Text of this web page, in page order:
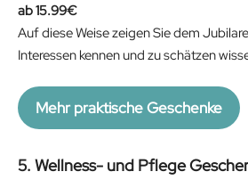
a
l
i
e
t
p
c
i
15.99€
Auf diese Weise zeigen Sie dem
Interessen kennen und zu schätzen
Mehr praktische Geschenke
5. Wellness- und Pflege